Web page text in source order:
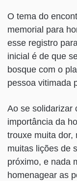
O tema do
memorial para
esse registro
inicial é de que
bosque com o
pessoa vitimada
Ao se solidarizar
importância da
trouxe muita dor,
muitas lições de
próximo, e nada
homenagear as